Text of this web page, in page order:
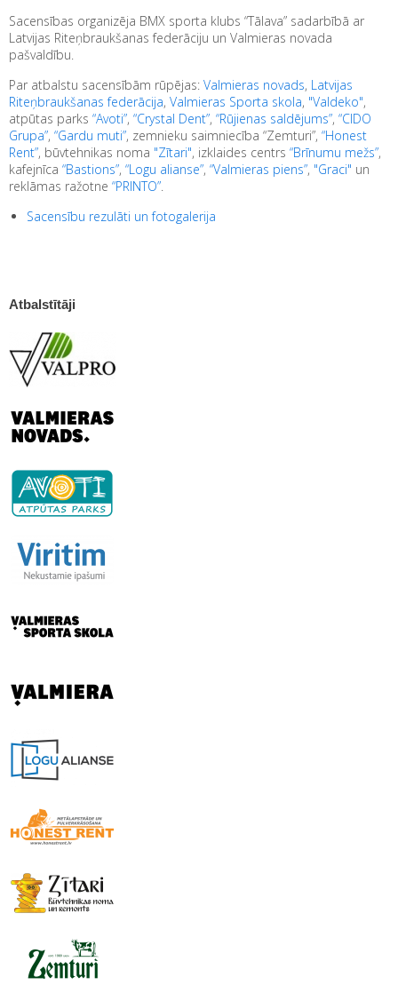
Sacensības organizēja BMX sporta klubs “Tālava” sadarbībā ar
Latvijas Riteņbraukšanas federāciju un Valmieras novada
pašvaldību.
Par atbalstu sacensībām rūpējas: Valmieras novads, Latvijas
Riteņbraukšanas federācija, Valmieras Sporta skola, "Valdeko",
atpūtas parks “Avoti”, “Crystal Dent”, “Rūjienas saldējums”, “CIDO
Grupa”, “Gardu muti”, zemnieku saimniecība “Zemturi”, “Honest
Rent”, būvtehnikas noma "Zītari", izklaides centrs “Brīnumu mežs”,
kafejnīca “Bastions”, “Logu alianse”, “Valmieras piens”, "Graci" un
reklāmas ražotne “PRINTO”.
Sacensību rezulāti un fotogalerija
Atbalstītāji